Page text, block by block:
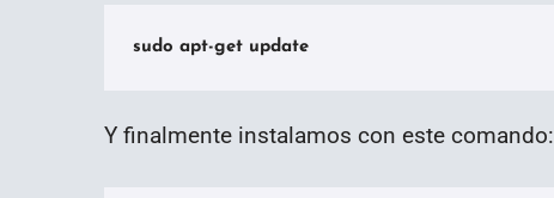
sudo apt-get update
Y finalmente instalamos con este comando: